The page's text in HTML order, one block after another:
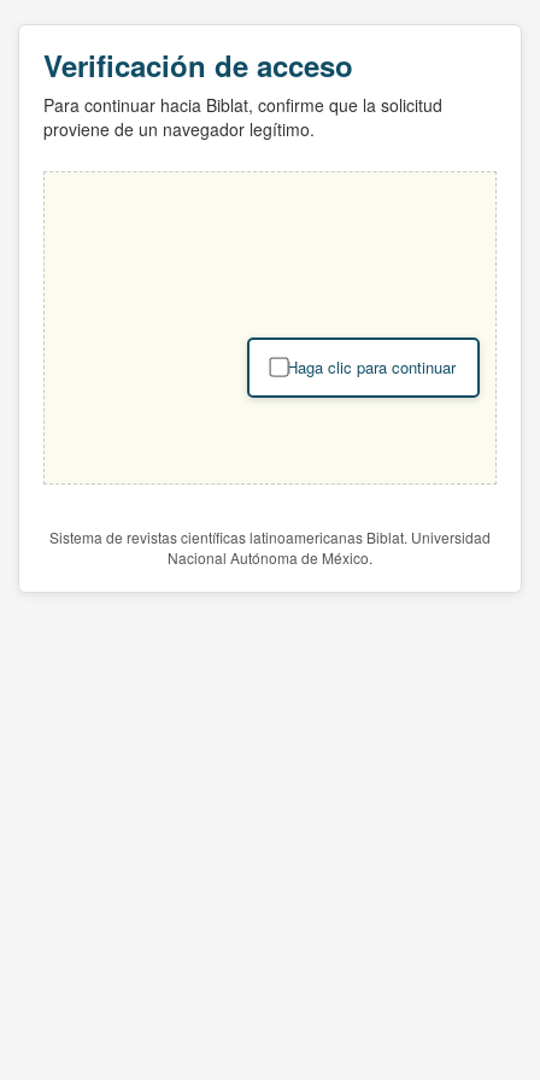
Verificación de acceso
Para continuar hacia Biblat, confirme que la solicitud
proviene de un navegador legítimo.
Haga clic para continuar
Sistema de revistas científicas latinoamericanas Biblat. Universidad
Nacional Autónoma de México.